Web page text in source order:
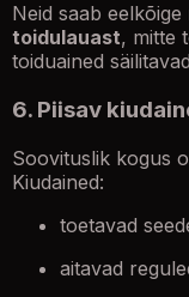
Neid saab eelkõige
toidulauast, mitte
toiduained
6. Piisav
Soovituslik kogus
Kiudained:
toetavad
aitavad